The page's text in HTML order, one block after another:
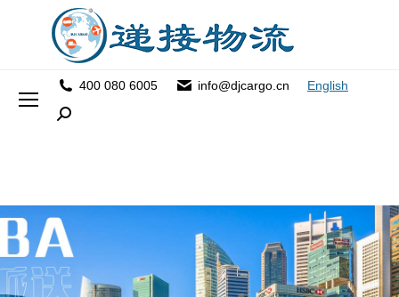
400 080 6005 info@djcargo.cn English
Search: